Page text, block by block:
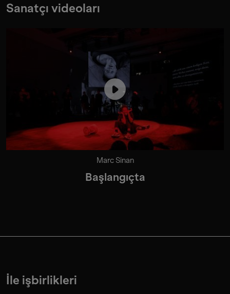
Sanatçı videoları
Marc Sinan
Başlangıçta
İle işbirlikleri